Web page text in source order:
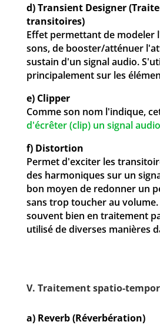
d) Transient Designer
transitoires)
Effet permettant de modeler
sons, de booster/atténuer
sustain d'un signal audio.
principalement sur les
e) Clipper
Comme son nom l'indique,
d'écrêter (clip) un signal
f) Distortion
Permet d'exciter les
des harmoniques sur un
bon moyen de redonner un
sans trop toucher au
souvent bien en traitement
utilisé de diverses manières
V. Traitement spatio-
a) Reverb (Réverbération)